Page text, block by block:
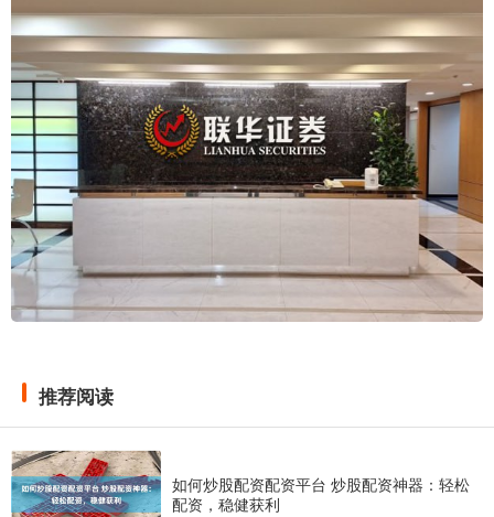
推荐阅读
如何炒股配资配资平台 炒股配资神器：轻松
配资，稳健获利